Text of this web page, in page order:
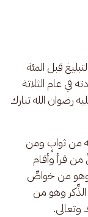
قبل المئة
في عام الثلاثة
عليه رضوان الله تبارك
من ثوابٍ ومن
قرأ وأقام
وهو من خواصِّ
الذِّكر وهو من
وتعالى.